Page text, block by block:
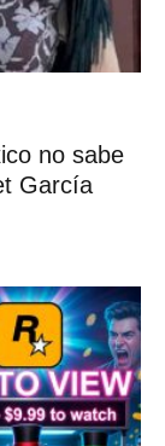
no sabe
García